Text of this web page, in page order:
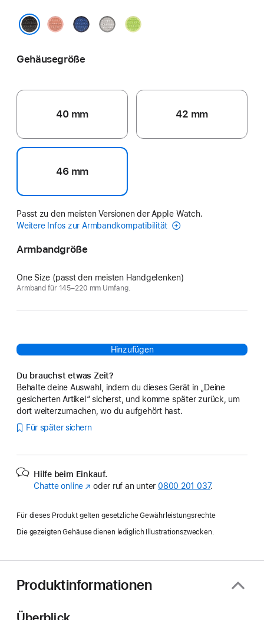
Alpenglow
Blue
VeiledVolt
Gehäusegröße
40 mm 42 mm
46 mm
Passt zu den meisten Versionen der Apple Watch.
Weitere Infos zur Armbandkompatibilität
Armbandgröße
One Size (passt den meisten Handgelenken)
Armband für 145–220 mm Umfang.
Hinzufügen
Du brauchst etwas Zeit?
Behalte deine Auswahl, indem du dieses Gerät in „Deine
gesicherten Artikel“ sicherst, und komme später zurück, um
dort weiterzumachen, wo du aufgehört hast.
Für später sichern
Hilfe beim Einkauf.
Chatte online (Öffnet
Fenster)
oder ruf an unter 0800 201 037.
Für dieses Produkt gelten gesetzliche Gewährleistungsrechte
Die gezeigten Gehäuse dienen lediglich Illustrationszwecken.
Produktinformationen